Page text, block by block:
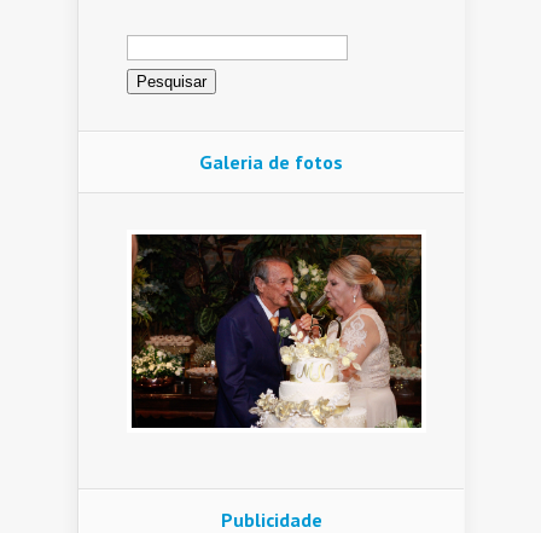
Pesquisar
por:
Galeria de fotos
Publicidade